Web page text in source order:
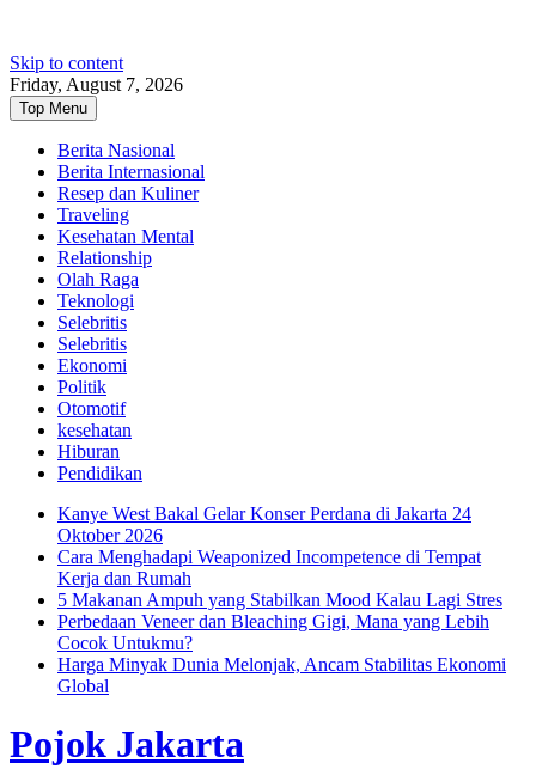
Skip to content
Friday, August 7, 2026
Top Menu
Berita Nasional
Berita Internasional
Resep dan Kuliner
Traveling
Kesehatan Mental
Relationship
Olah Raga
Teknologi
Selebritis
Selebritis
Ekonomi
Politik
Otomotif
kesehatan
Hiburan
Pendidikan
Kanye West Bakal Gelar Konser Perdana di Jakarta 24
Oktober 2026
Cara Menghadapi Weaponized Incompetence di Tempat
Kerja dan Rumah
5 Makanan Ampuh yang Stabilkan Mood Kalau Lagi Stres
Perbedaan Veneer dan Bleaching Gigi, Mana yang Lebih
Cocok Untukmu?
Harga Minyak Dunia Melonjak, Ancam Stabilitas Ekonomi
Global
Pojok Jakarta